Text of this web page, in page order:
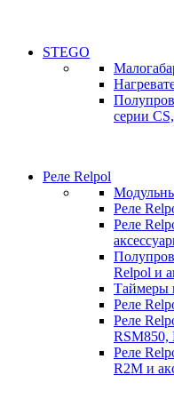
STEGO
серии
Реле Relpol
Реле
Реле
Relpol и
Таймеры
Реле
Реле
RSM850,
Реле
R2M и